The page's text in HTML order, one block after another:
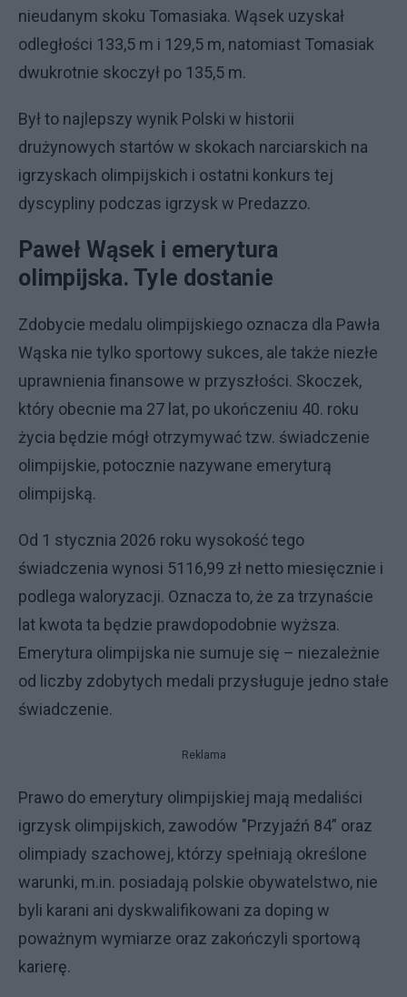
nieudanym skoku Tomasiaka. Wąsek uzyskał
odległości 133,5 m i 129,5 m, natomiast Tomasiak
dwukrotnie skoczył po 135,5 m.
Był to najlepszy wynik Polski w historii
drużynowych startów w skokach narciarskich na
igrzyskach olimpijskich i ostatni konkurs tej
dyscypliny podczas igrzysk w Predazzo.
Paweł Wąsek i emerytura
olimpijska. Tyle dostanie
Zdobycie medalu olimpijskiego oznacza dla Pawła
Wąska nie tylko sportowy sukces, ale także niezłe
uprawnienia finansowe w przyszłości. Skoczek,
który obecnie ma 27 lat, po ukończeniu 40. roku
życia będzie mógł otrzymywać tzw. świadczenie
olimpijskie, potocznie nazywane emeryturą
olimpijską.
Od 1 stycznia 2026 roku wysokość tego
świadczenia wynosi 5116,99 zł netto miesięcznie i
podlega waloryzacji. Oznacza to, że za trzynaście
lat kwota ta będzie prawdopodobnie wyższa.
Emerytura olimpijska nie sumuje się – niezależnie
od liczby zdobytych medali przysługuje jedno stałe
świadczenie.
Reklama
Prawo do emerytury olimpijskiej mają medaliści
igrzysk olimpijskich, zawodów "Przyjaźń 84” oraz
olimpiady szachowej, którzy spełniają określone
warunki, m.in. posiadają polskie obywatelstwo, nie
byli karani ani dyskwalifikowani za doping w
poważnym wymiarze oraz zakończyli sportową
karierę.